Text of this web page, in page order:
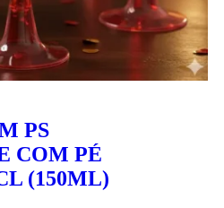
PS
COM PÉ
(150ML)